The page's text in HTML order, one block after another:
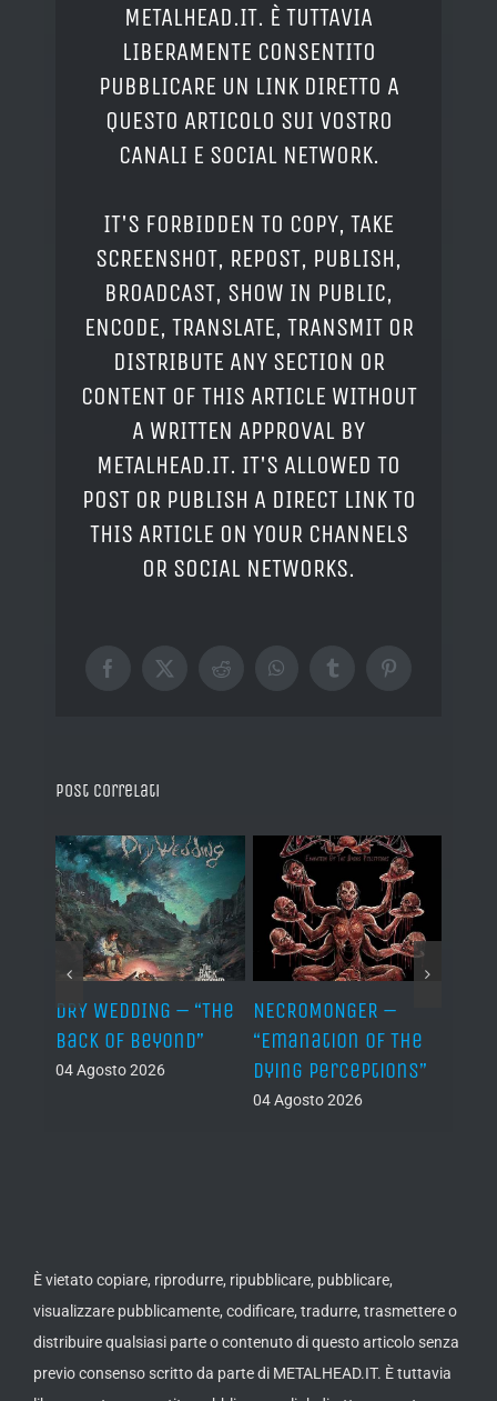
METALHEAD.IT. È TUTTAVIA
LIBERAMENTE CONSENTITO
PUBBLICARE UN LINK DIRETTO A
QUESTO ARTICOLO SUI VOSTRO
CANALI E SOCIAL NETWORK.
IT'S FORBIDDEN TO COPY, TAKE
SCREENSHOT, REPOST, PUBLISH,
BROADCAST, SHOW IN PUBLIC,
ENCODE, TRANSLATE, TRANSMIT OR
DISTRIBUTE ANY SECTION OR
CONTENT OF THIS ARTICLE WITHOUT
A WRITTEN APPROVAL BY
METALHEAD.IT. IT'S ALLOWED TO
POST OR PUBLISH A DIRECT LINK TO
THIS ARTICLE ON YOUR CHANNELS
OR SOCIAL NETWORKS.
Facebook
X RedditWhatsAppTumblrPinterest
Post correlati
DRY WEDDING – “The
Back Of Beyond”
04 Agosto 2026
NECROMONGER –
“Emanation Of The
Dying Perceptions”
04 Agosto 2026
È vietato copiare, riprodurre, ripubblicare, pubblicare,
visualizzare pubblicamente, codificare, tradurre, trasmettere o
distribuire qualsiasi parte o contenuto di questo articolo senza
previo consenso scritto da parte di METALHEAD.IT. È tuttavia